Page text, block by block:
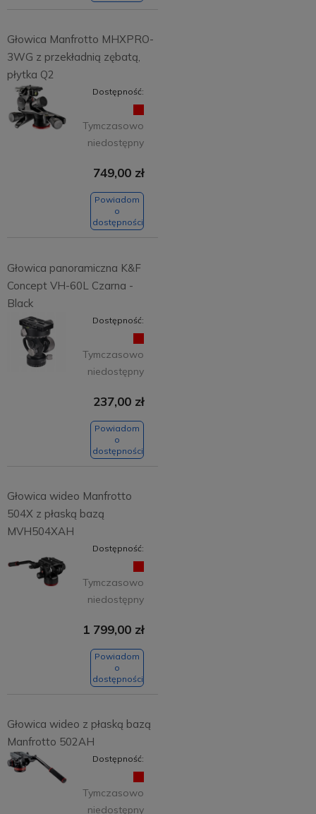
Głowica Manfrotto MHXPRO-
3WG z przekładnią zębatą,
płytka Q2
Dostępność:
Tymczasowo
niedostępny
749,00 zł
Powiadom
o
dostępności
Głowica panoramiczna K&F
Concept VH-60L Czarna -
Black
Dostępność:
Tymczasowo
niedostępny
237,00 zł
Powiadom
o
dostępności
Głowica wideo Manfrotto
504X z płaską bazą
MVH504XAH
Dostępność:
Tymczasowo
niedostępny
1 799,00 zł
Powiadom
o
dostępności
Głowica wideo z płaską bazą
Manfrotto 502AH
Dostępność:
Tymczasowo
niedostępny